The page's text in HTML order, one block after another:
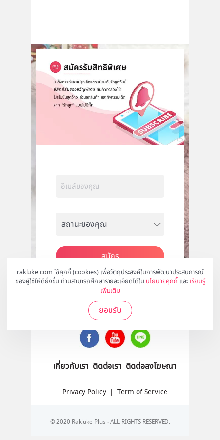
rakluke.com ใช้คุกกี้ (cookies) เพื่อวัตถุประสงค์ในการพัฒนาประสบการณ์
ของผู้ใช้ให้ดียิ่งขึ้น ท่านสามารถศึกษารายละเอียดได้ใน นโยบายคุกกี้ และ เรียนรู้
เพิ่มเติม
ยอมรับ
สมัคร
ติดตามเราได้ที่
เกี่ยวกับเรา ติดต่อเรา ติดต่อลงโฆษณา
Privacy Policy | Term of Service
© 2020 Rakluke Plus - ALL RIGHTS RESERVED.